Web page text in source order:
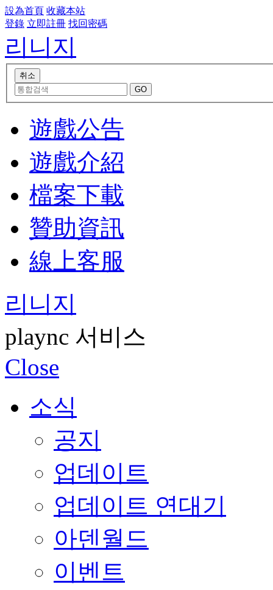
設為首頁 收藏本站
登錄 立即註冊 找回密碼
리니지
遊戲公告
遊戲介紹
檔案下載
贊助資訊
線上客服
리니지
plaync 서비스
Close
소식
공지
업데이트
업데이트 연대기
아덴월드
이벤트